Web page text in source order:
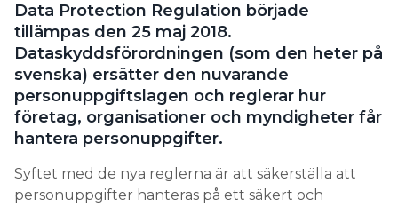
Hantera prenumeration
Lediga jobb
Annonsera
Läs E-tidningen
Data Protection Regulation började
tillämpas den 25 maj 2018.
Dataskyddsförordningen (som den heter på
svenska) ersätter den nuvarande
personuppgiftslagen och reglerar hur
företag, organisationer och myndigheter får
hantera personuppgifter.
Syftet med de nya reglerna är att säkerställa att
personuppgifter hanteras på ett säkert och